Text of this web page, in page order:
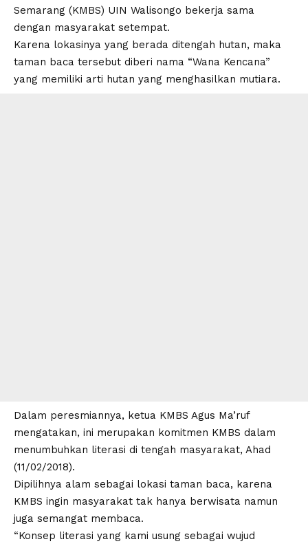
Semarang (KMBS) UIN Walisongo bekerja sama
dengan masyarakat setempat.
Karena lokasinya yang berada ditengah hutan, maka
taman baca tersebut diberi nama “Wana Kencana”
yang memiliki arti hutan yang menghasilkan mutiara.
Dalam peresmiannya, ketua KMBS Agus Ma’ruf
mengatakan, ini merupakan komitmen KMBS dalam
menumbuhkan literasi di tengah masyarakat, Ahad
(11/02/2018).
Dipilihnya alam sebagai lokasi taman baca, karena
KMBS ingin masyarakat tak hanya berwisata namun
juga semangat membaca.
“Konsep literasi yang kami usung sebagai wujud